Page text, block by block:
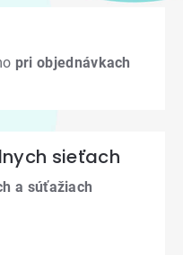
pri objednávkach
sieťach
a súťažiach